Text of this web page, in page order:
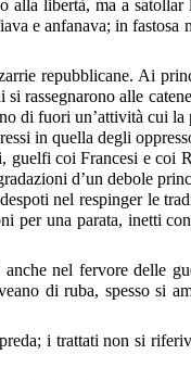
libertà, ma a satollar
e anfanava; in fastosa
repubblicane. Ai
rassegnarono alle
di fuori un’attività cui
in quella degli
guelfi coi Francesi e coi
d’un debole
nel respinger le
per una parata, inetti
nel fervore delle
di ruba, spesso si
i trattati non si